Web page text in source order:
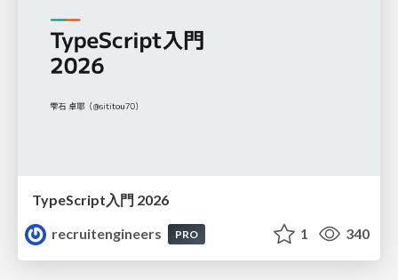
TypeScript入門 2026
recruitengineers
PRO 1 340